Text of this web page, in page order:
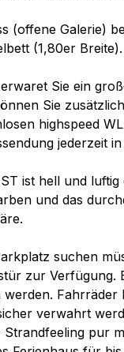
(offene Galerie)
(1,80er Breite).
Sie ein
Sie
highspeed
jederzeit
ist hell und
und das
suchen
zur Verfügung.
Fahrräder
verwahrt
pur